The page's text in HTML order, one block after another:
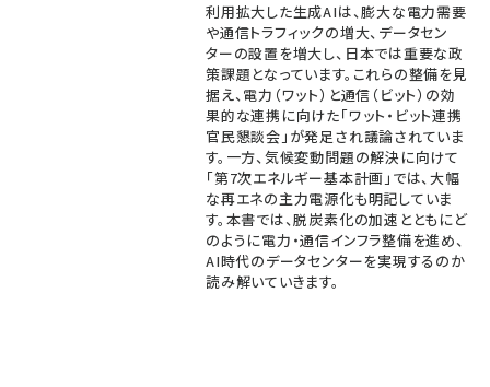
利用拡大した生成AIは、膨大な電力需要
や通信トラフィックの増大、データセン
ターの設置を増大し、日本では重要な政
策課題となっています。これらの整備を見
据え、電力（ワット）と通信（ビット）の効
果的な連携に向けた「ワット・ビット連携
官民懇談会」が発足され議論されていま
す。一方、気候変動問題の解決に向けて
「第7次エネルギー基本計画」では、大幅
な再エネの主力電源化も明記していま
す。本書では、脱炭素化の加速とともにど
のように電力・通信インフラ整備を進め、
AI時代のデータセンターを実現するのか
読み解いていきます。